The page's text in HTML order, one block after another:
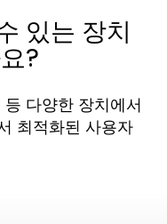
있는 장치
?
다양한 장치에서
최적화된 사용자